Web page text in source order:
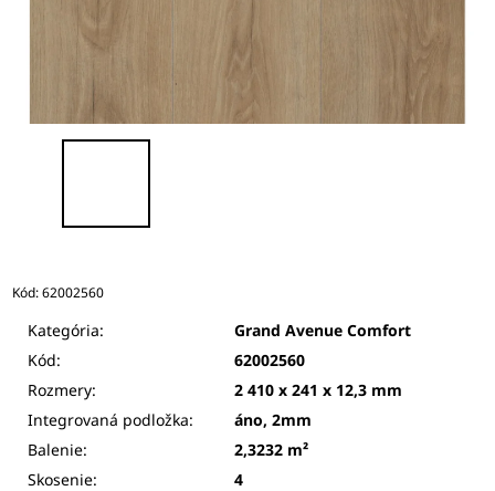
Kód:62002560
Kategória:
Grand Avenue Comfort
Kód:
62002560
Rozmery:
2 410 x 241 x 12,3 mm
Integrovaná podložka:
áno, 2mm
Balenie:
2,3232 m²
Skosenie:
4